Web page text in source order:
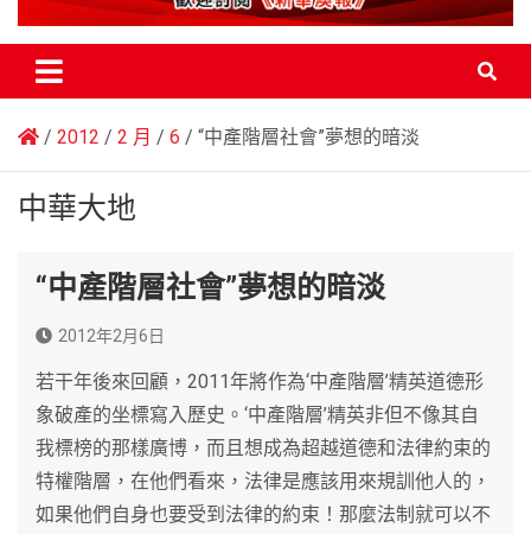
2012 2 月 6 “中產階層社會”夢想的暗淡
中華大地
“中產階層社會”夢想的暗淡
2012年2月6日
若干年後來回顧，2011年將作為‘中產階層’精英道德形
象破產的坐標寫入歷史。‘中產階層’精英非但不像其自
我標榜的那樣廣博，而且想成為超越道德和法律約束的
特權階層，在他們看來，法律是應該用來規訓他人的，
如果他們自身也要受到法律的約束！那麼法制就可以不